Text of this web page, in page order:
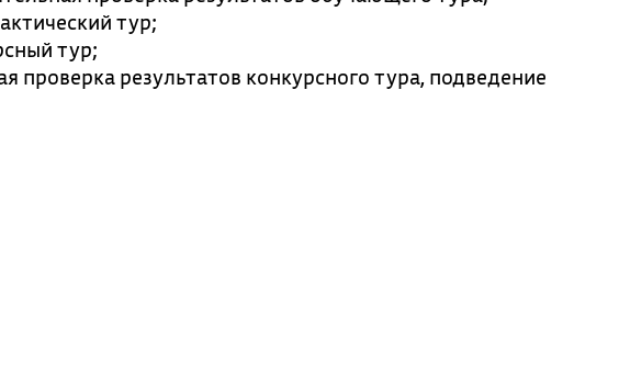
тур;
тур;
проверка результатов конкурсного тура, подведение